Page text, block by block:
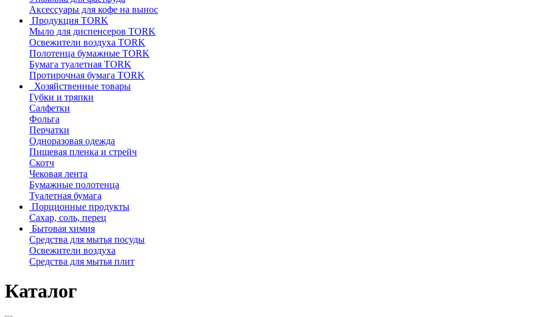
Аксессуары для кофе на вынос
Продукция TORK
Мыло для диспенсеров TORK
Освежители воздуха TORK
Полотенца бумажные TORK
Бумага туалетная TORK
Протирочная бумага TORK
Хозяйственные товары
Губки и тряпки
Салфетки
Фольга
Перчатки
Одноразовая одежда
Пищевая пленка и стрейч
Скотч
Чековая лента
Бумажные полотенца
Туалетная бумага
Порционные продукты
Сахар, соль, перец
Бытовая химия
Средства для мытья посуды
Освежители воздуха
Средства для мытья плит
Каталог